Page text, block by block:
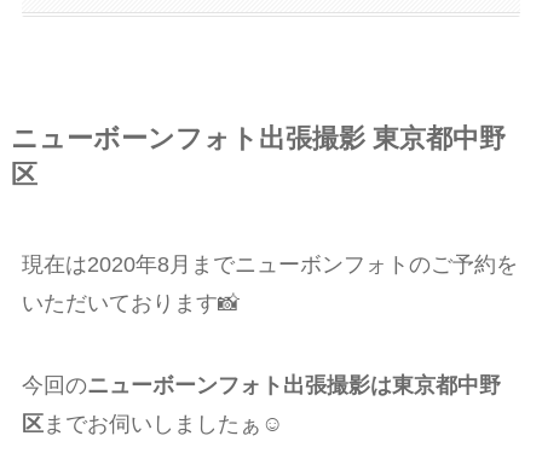
ニューボーンフォト出張撮影 東京都中野
区
現在は2020年8月までニューボンフォトのご予約を
いただいております📸
今回のニューボーンフォト出張撮影は東京都中野
区までお伺いしましたぁ☺️